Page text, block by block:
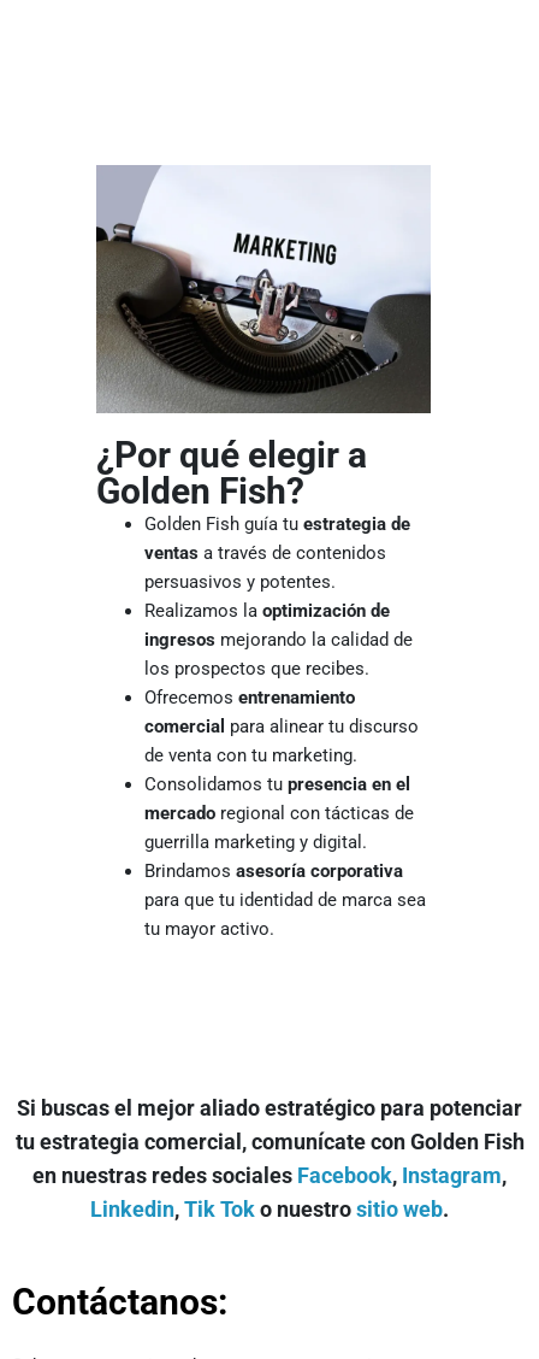
¿Por qué elegir a
Golden Fish?
Golden Fish guía tu estrategia de
ventas a través de contenidos
persuasivos y potentes.
Realizamos la optimización de
ingresos mejorando la calidad de
los prospectos que recibes.
Ofrecemos entrenamiento
comercial para alinear tu discurso
de venta con tu marketing.
Consolidamos tu presencia en el
mercado regional con tácticas de
guerrilla marketing y digital.
Brindamos asesoría corporativa
para que tu identidad de marca sea
tu mayor activo.
Si buscas el mejor aliado estratégico para potenciar
tu estrategia comercial, comunícate con Golden Fish
en nuestras redes sociales Facebook, Instagram,
Linkedin,Tik Toko nuestrositio web.
Contáctanos: